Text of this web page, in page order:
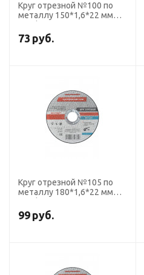
Круг отрезной №100 по
металлу 150*1,6*22 мм
тип 41
73 руб.
Круг отрезной №105 по
металлу 180*1,6*22 мм
тип 41
99 руб.